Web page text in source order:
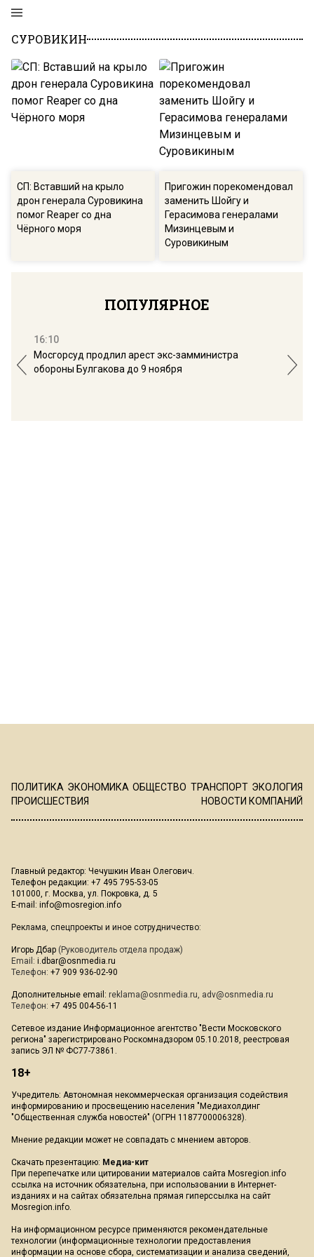
СУРОВИКИН
СП: Вставший на крыло
дрон генерала Суровикина
помог Reaper со дна
Чёрного моря
Пригожин порекомендовал
заменить Шойгу и
Герасимова генералами
Мизинцевым и
Суровикиным
ПОПУЛЯРНОЕ
16:10
Мосгорсуд продлил арест экс-замминистра
обороны Булгакова до 9 ноября
ПОЛИТИКА ЭКОНОМИКА ОБЩЕСТВО ТРАНСПОРТ ЭКОЛОГИЯ
ПРОИСШЕСТВИЯ
НОВОСТИ КОМПАНИЙ
Главный редактор: Чечушкин Иван Олегович.
Телефон редакции: +7 495 795-53-05
101000, г. Москва, ул. Покровка, д. 5
E-mail: info@mosregion.info
Реклама, спецпроекты и иное сотрудничество:
Игорь Дбар (Руководитель отдела продаж)
Email: i.dbar@osnmedia.ru
Телефон: +7 909 936-02-90
Дополнительные email: reklama@osnmedia.ru, adv@osnmedia.ru
Телефон: +7 495 004-56-11
Сетевое издание Информационное агентство "Вести Московского
региона" зарегистрировано Роскомнадзором 05.10.2018, реестровая
запись ЭЛ № ФС77-73861.
18+
Учредитель: Автономная некоммерческая организация содействия
информированию и просвещению населения "Медиахолдинг
"Общественная служба новостей" (ОГРН 1187700006328).
Мнение редакции может не совпадать с мнением авторов.
Скачать презентацию: Медиа-кит
При перепечатке или цитировании материалов сайта Mosregion.info
ссылка на источник обязательна, при использовании в Интернет-
изданиях и на сайтах обязательна прямая гиперссылка на сайт
Mosregion.info.
На информационном ресурсе применяются рекомендательные
технологии (информационные технологии предоставления
информации на основе сбора, систематизации и анализа сведений,